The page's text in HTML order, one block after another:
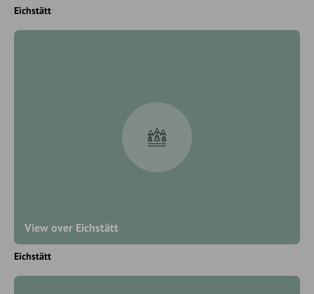
Eichstätt
View over Eichstätt
Eichstätt